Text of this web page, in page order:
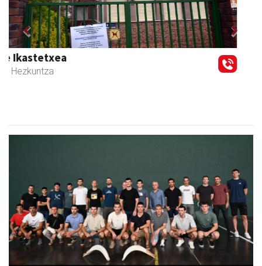
Aita Larramendi Ikastola
Andoain - Hezkuntza
Previous Next